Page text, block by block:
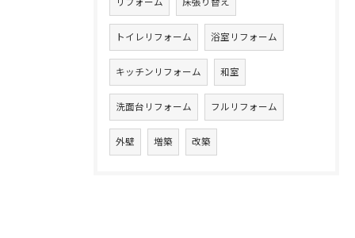
リフォーム 床張り替え
トイレリフォーム 浴室リフォーム
キッチンリフォーム 和室
洗面台リフォーム フルリフォーム
外壁 増築 改築